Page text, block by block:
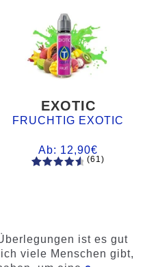
EXOTIC
FRUCHTIG EXOTIC
Ab: 12,90€
auf
Kundenb
(61)
ist es gut
viele Menschen gibt,